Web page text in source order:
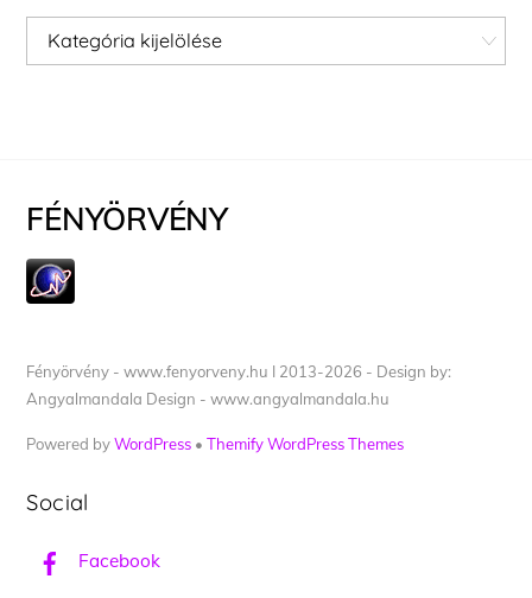
Kategóriák
FÉNYÖRVÉNY
Fényörvény - www.fenyorveny.hu I 2013-2026 - Design by:
Angyalmandala Design - www.angyalmandala.hu
Powered byWordPress •Themify WordPress Themes
Social
Facebook